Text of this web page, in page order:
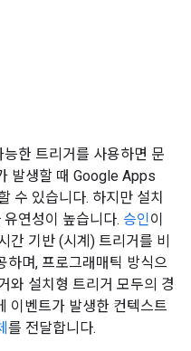
한 트리거를 사용하면 문
발생할 때 Google Apps
수 있습니다. 하지만 설치
연성이 높습니다. 승인이
간 기반 (시계) 트리거를 비
하며, 프로그래매틱 방식으
와 설치형 트리거 모두의 경
이벤트가 발생한 컨텍스트
를 전달합니다.